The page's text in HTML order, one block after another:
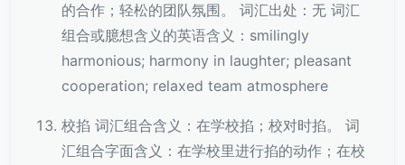
的合作；轻松的团队氛围。 词汇出处：无 词汇
组合或臆想含义的英语含义：smilingly
harmonious; harmony in laughter; pleasant
cooperation; relaxed team atmosphere
校掐 词汇组合含义：在学校掐；校对时掐。 词
汇组合字面含义：在学校里进行掐的动作；在校